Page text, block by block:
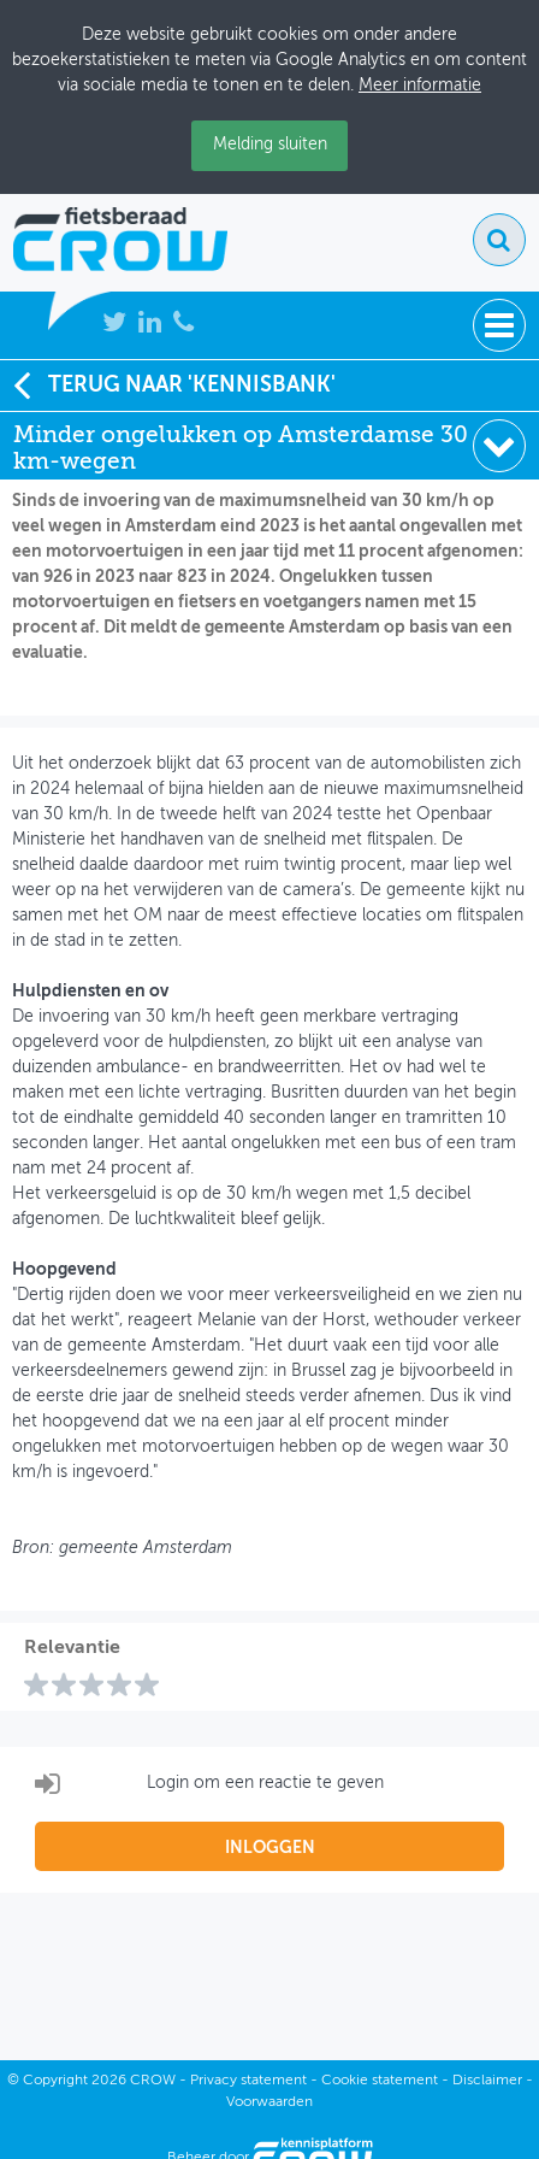
Deze website gebruikt cookies om onder andere
bezoekerstatistieken te meten via Google Analytics en om content
via sociale media te tonen en te delen. Meer informatie
Melding sluiten
NIEUWS
BIJEENKOMSTEN
KENNISBANK
ADRESSENBOEK
OVER FIETSBERAAD
THEMASITES
TERUG NAAR 'KENNISBANK'
Minder ongelukken op Amsterdamse 30
km-wegen
Soort:
Nieuws Fietsberaad
Datum:
02-07-2025
Sinds de invoering van de maximumsnelheid van 30 km/h op
veel wegen in Amsterdam eind 2023 is het aantal ongevallen met
een motorvoertuigen in een jaar tijd met 11 procent afgenomen:
van 926 in 2023 naar 823 in 2024. Ongelukken tussen
motorvoertuigen en fietsers en voetgangers namen met 15
procent af. Dit meldt de gemeente Amsterdam op basis van een
evaluatie.
Uit het onderzoek blijkt dat 63 procent van de automobilisten zich
in 2024 helemaal of bijna hielden aan de nieuwe maximumsnelheid
van 30 km/h. In de tweede helft van 2024 testte het Openbaar
Ministerie het handhaven van de snelheid met flitspalen. De
snelheid daalde daardoor met ruim twintig procent, maar liep wel
weer op na het verwijderen van de camera’s. De gemeente kijkt nu
samen met het OM naar de meest effectieve locaties om flitspalen
in de stad in te zetten.
Hulpdiensten en ov
De invoering van 30 km/h heeft geen merkbare vertraging
opgeleverd voor de hulpdiensten, zo blijkt uit een analyse van
duizenden ambulance- en brandweerritten. Het ov had wel te
maken met een lichte vertraging. Busritten duurden van het begin
tot de eindhalte gemiddeld 40 seconden langer en tramritten 10
seconden langer. Het aantal ongelukken met een bus of een tram
nam met 24 procent af.
Het verkeersgeluid is op de 30 km/h wegen met 1,5 decibel
afgenomen. De luchtkwaliteit bleef gelijk.
Hoopgevend
"Dertig rijden doen we voor meer verkeersveiligheid en we zien nu
dat het werkt", reageert Melanie van der Horst, wethouder verkeer
van de gemeente Amsterdam. "Het duurt vaak een tijd voor alle
verkeersdeelnemers gewend zijn: in Brussel zag je bijvoorbeeld in
de eerste drie jaar de snelheid steeds verder afnemen. Dus ik vind
het hoopgevend dat we na een jaar al elf procent minder
ongelukken met motorvoertuigen hebben op de wegen waar 30
km/h is ingevoerd."
Bron: gemeente Amsterdam
Relevantie
Login om een reactie te geven
INLOGGEN
© Copyright2026 CROW - Privacy statement- Cookie statement- Disclaimer-
Voorwaarden